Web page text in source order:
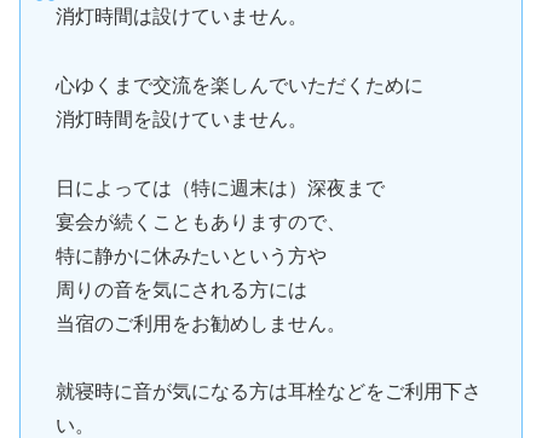
消灯時間は設けていません。
心ゆくまで交流を楽しんでいただくために
消灯時間を設けていません。
日によっては（特に週末は）深夜まで
宴会が続くこともありますので、
特に静かに休みたいという方や
周りの音を気にされる方には
当宿のご利用をお勧めしません。
就寝時に音が気になる方は耳栓などをご利用下さ
い。